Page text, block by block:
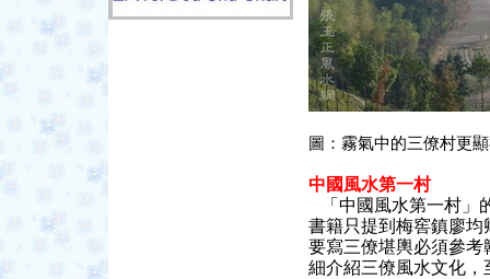
圖：霧氣中的三僚村更
中國風水第一村
「中國風水第一村
書籍只提到梅窖鎮廖
要寫三僚堪輿必須參
細介紹三僚風水文化